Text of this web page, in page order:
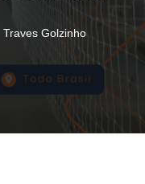
Traves Golzinho